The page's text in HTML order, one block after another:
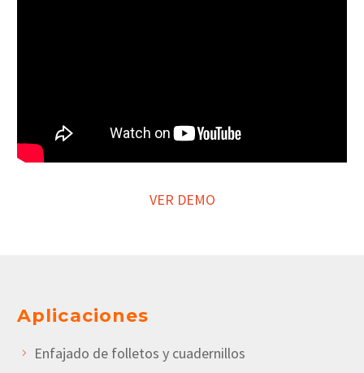
VER DEMO
Aplicaciones
Enfajado de folletos y cuadernillos